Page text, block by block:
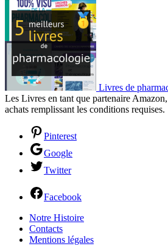
Livres de
Les Livres en tant que partenaire
achats remplissant les conditions requises.
Pinterest
Google
Twitter
Facebook
Notre Histoire
Contacts
Mentions légales